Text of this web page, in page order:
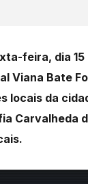
feira, dia 15
Viana Bate
locais da
Carvalheda